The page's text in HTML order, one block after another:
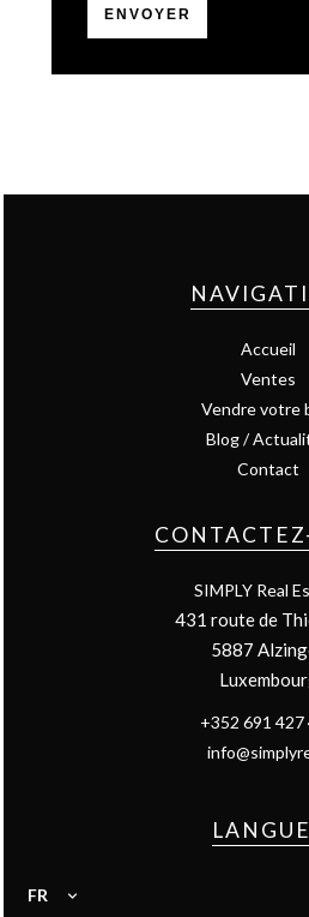
ENVOYER
Accueil
Ventes
Vendre votre
Blog /
Contact
SIMPLY Real
431 route de
5887
+352 691 427
FR